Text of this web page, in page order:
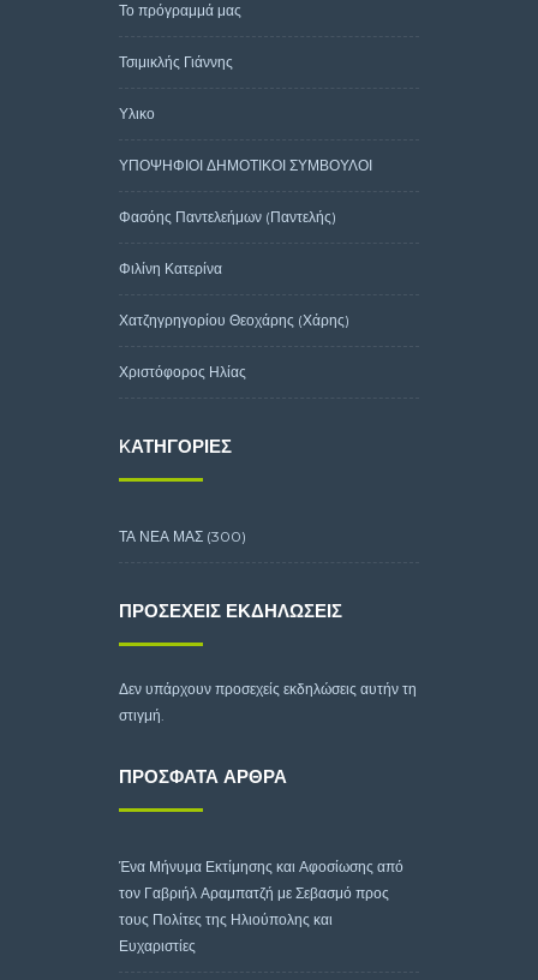
Το πρόγραμμά μας
Τσιμικλής Γιάννης
Υλικο
ΥΠΟΨΗΦΙΟΙ ΔΗΜΟΤΙΚΟΙ ΣΥΜΒΟΥΛΟΙ
Φασόης Παντελεήμων (Παντελής)
Φιλίνη Κατερίνα
Χατζηγρηγορίου Θεοχάρης (Χάρης)
Χριστόφορος Ηλίας
KΑΤΗΓΟΡΊΕΣ
ΤΑ ΝΕΑ ΜΑΣ (300)
ΠΡΟΣΕΧΕΊΣ ΕΚΔΗΛΏΣΕΙΣ
Δεν υπάρχουν προσεχείς εκδηλώσεις αυτήν τη
στιγμή.
ΠΡΌΣΦΑΤΑ ΆΡΘΡΑ
Ένα Μήνυμα Εκτίμησης και Αφοσίωσης από
τον Γαβριήλ Αραμπατζή με Σεβασμό προς
τους Πολίτες της Ηλιούπολης και
Ευχαριστίες